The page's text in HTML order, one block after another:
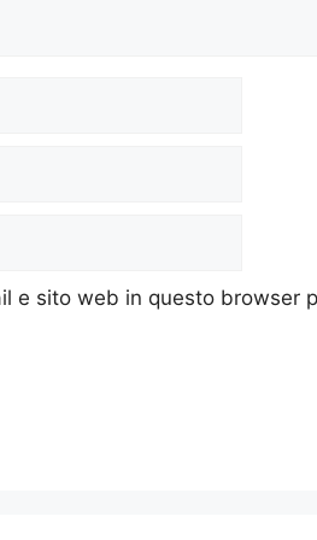
e sito web in questo browser